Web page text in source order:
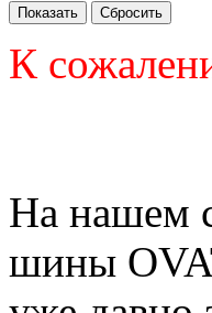
К
На нашем
шины